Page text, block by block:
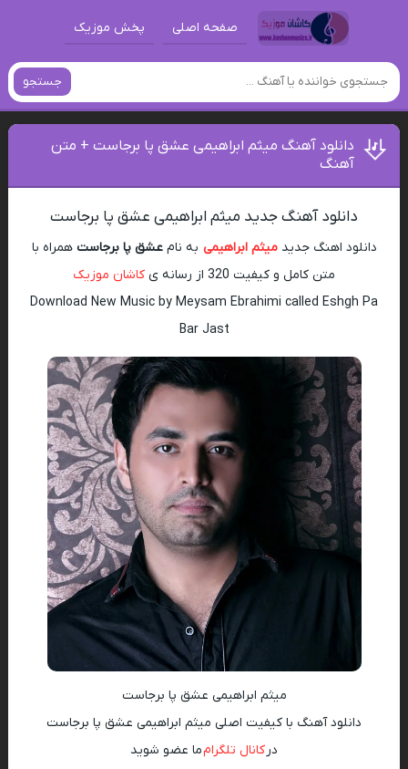
صفحه اصلی پخش موزیک
جستجو
دانلود آهنگ میثم ابراهیمی عشق پا برجاست + متن
آهنگ
دانلود آهنگ جدید میثم ابراهیمی عشق پا برجاست
دانلود اهنگ جدیدمیثم ابراهیمی به نامعشق پا برجاست همراه با
متن کامل و کیفیت 320 از رسانه ی
کاشان موزیک
Download New Music by Meysam Ebrahimi called Eshgh Pa
Bar Jast
میثم ابراهیمی عشق پا برجاست
دانلود آهنگ با کیفیت اصلی میثم ابراهیمی عشق پا برجاست
در کانال تلگرامما عضو شوید